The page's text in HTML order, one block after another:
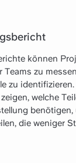
können
Teams zu
zu
welche
die weniger